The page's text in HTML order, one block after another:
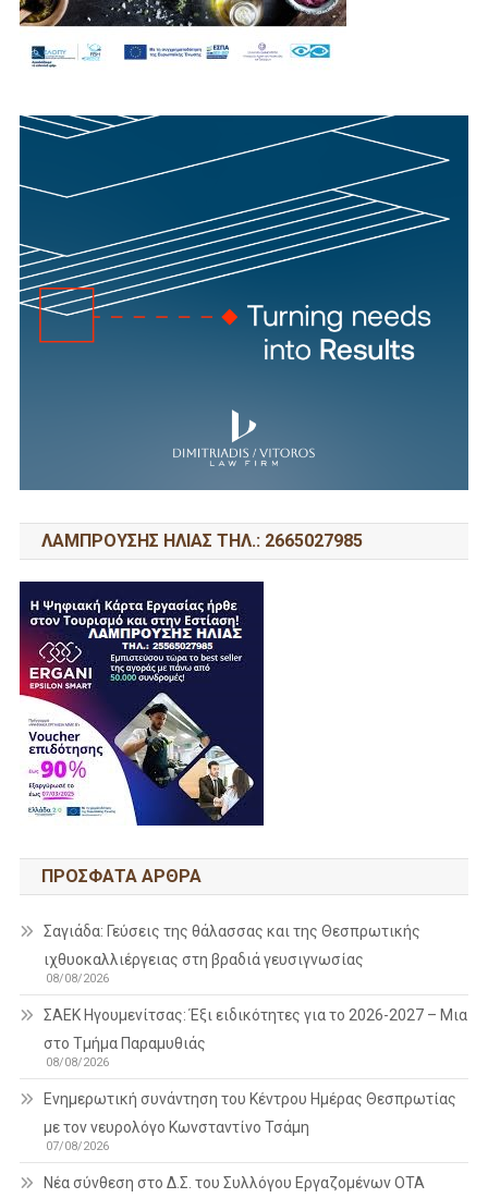
ΛΑΜΠΡΟΥΣΗΣ ΗΛΙΑΣ ΤΗΛ.: 2665027985
ΠΡΌΣΦΑΤΑ ΆΡΘΡΑ
Σαγιάδα: Γεύσεις της θάλασσας και της Θεσπρωτικής
ιχθυοκαλλιέργειας στη βραδιά γευσιγνωσίας
08/08/2026
ΣΑΕΚ Ηγουμενίτσας: Έξι ειδικότητες για το 2026-2027 – Μια
στο Τμήμα Παραμυθιάς
08/08/2026
Ενημερωτική συνάντηση του Κέντρου Ημέρας Θεσπρωτίας
με τον νευρολόγο Κωνσταντίνο Τσάμη
07/08/2026
Νέα σύνθεση στο Δ.Σ. του Συλλόγου Εργαζομένων ΟΤΑ